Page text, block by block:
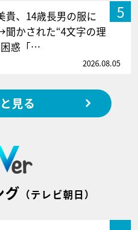
5
貴、14歳長男の服に
かされた“4文字の理
困惑「…
2026.08.05
見る
グ （テレビ朝日）